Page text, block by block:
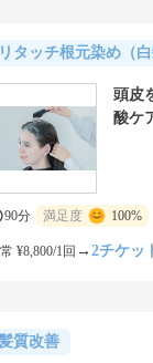
タッチ根元染め（白
頭皮
酸ケ
90分 満足度 100%
¥8,800/1回 → 2チケッ
質改善